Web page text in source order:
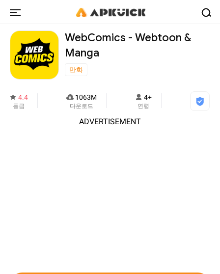
WebComics - Webtoon &
Manga
만화
4.4
등급
1063M
다운로드
4+
연령
ADVERTISEMENT